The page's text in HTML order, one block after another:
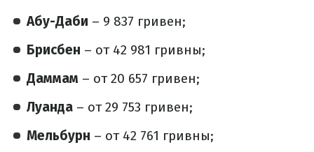
Абу-Даби – 9 837 гривен;
Брисбен – от 42 981 гривны;
Даммам – от 20 657 гривен;
Луанда – от 29 753 гривен;
Мельбурн – от 42 761 гривны;